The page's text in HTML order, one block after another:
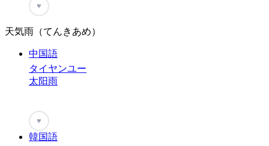
♥
天気雨（てんきあめ）
中国語
タイヤンユー
太阳雨
♥
韓国語